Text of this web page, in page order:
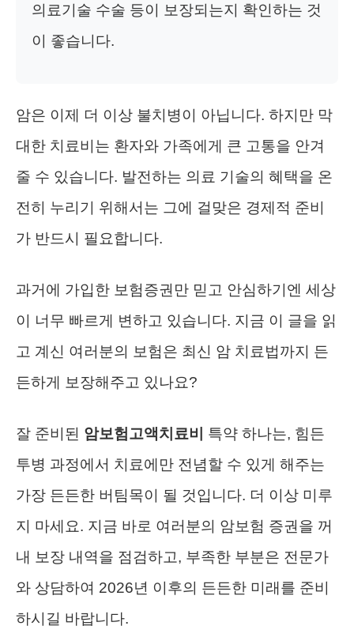
의료기술 수술 등이 보장되는지 확인하는 것
이 좋습니다.
암은 이제 더 이상 불치병이 아닙니다. 하지만 막
대한 치료비는 환자와 가족에게 큰 고통을 안겨
줄 수 있습니다. 발전하는 의료 기술의 혜택을 온
전히 누리기 위해서는 그에 걸맞은 경제적 준비
가 반드시 필요합니다.
과거에 가입한 보험증권만 믿고 안심하기엔 세상
이 너무 빠르게 변하고 있습니다. 지금 이 글을 읽
고 계신 여러분의 보험은 최신 암 치료법까지 든
든하게 보장해주고 있나요?
잘 준비된 암보험고액치료비
특약 하나는, 힘든
투병 과정에서 치료에만 전념할 수 있게 해주는
가장 든든한 버팀목이 될 것입니다. 더 이상 미루
지 마세요. 지금 바로 여러분의 암보험 증권을 꺼
내 보장 내역을 점검하고, 부족한 부분은 전문가
와 상담하여 2026년 이후의 든든한 미래를 준비
하시길 바랍니다.